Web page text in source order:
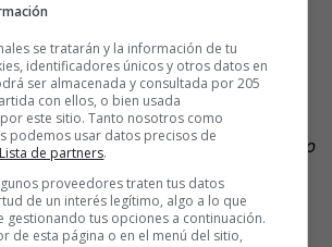
descargar del Android Market de
manera gratuita.
no tiene constancia de que Pajímetro
por los programadores de Menéame.
se tratarán y la información de tu
identificadores únicos y otros datos en
ser almacenada y consultada por 205
con ellos, o bien usada
este sitio. Tanto nosotros como
podemos usar datos precisos de
Lista de partners.
proveedores traten tus datos
de un interés legítimo, algo a lo que
gestionando tus opciones a continuación.
de esta página o en el menú del sitio,